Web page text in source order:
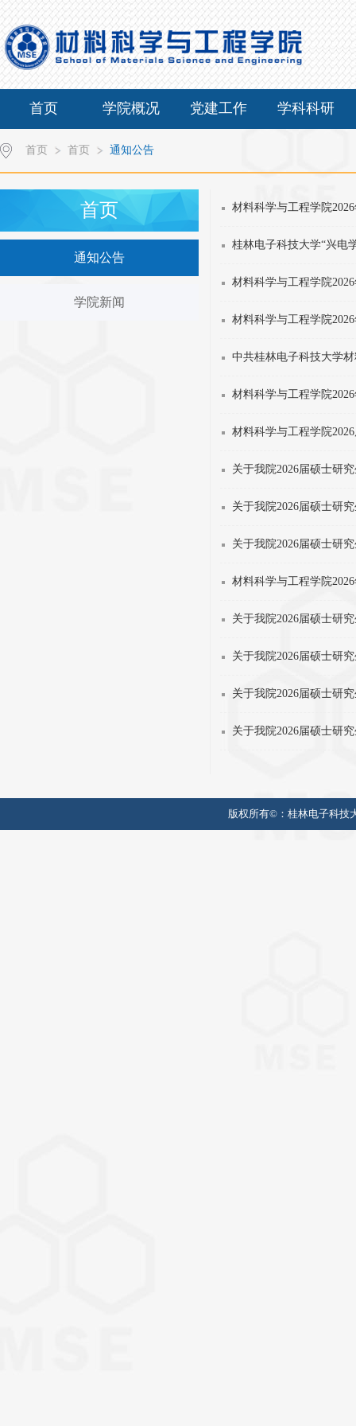
首页 学院概况 党建工作 学科科研
首页 首页 通知公告
首页
通知公告
学院新闻
材料科学与工程学院
桂林电子科技大学“兴电
材料科学与工程学院
材料科学与工程学院
中共桂林电子科技大学
材料科学与工程学院
材料科学与工程学院
关于我院2026届硕士研
关于我院2026届硕士研
关于我院2026届硕士研
材料科学与工程学院
关于我院2026届硕士研
关于我院2026届硕士研
关于我院2026届硕士研
关于我院2026届硕士研
版权所有©： 桂林电子科技